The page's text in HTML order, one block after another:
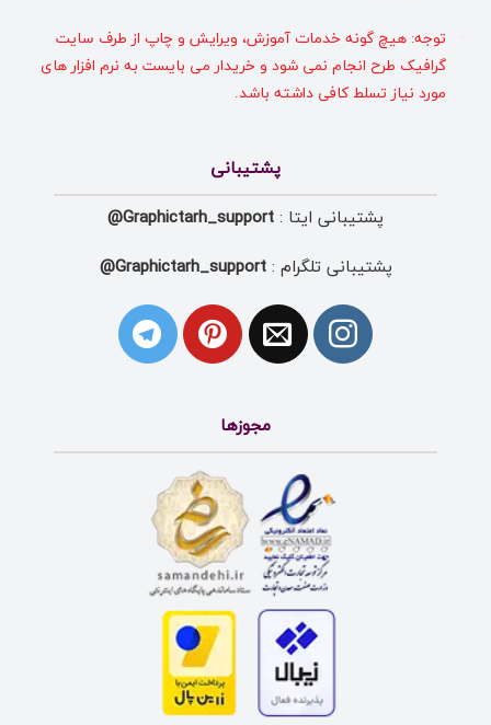
توجه: هیچ گونه خدمات آموزش، ویرایش و چاپ از طرف سایت
گرافیک طرح انجام نمی شود و خریدار می بایست به نرم افزار های
مورد نیاز تسلط کافی داشته باشد.
پشتیبانی
پشتیبانی ایتا : Graphictarh_support@
پشتیبانی تلگرام :Graphictarh_support@
مجوزها